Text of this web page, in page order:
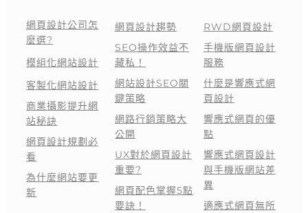
網頁設計公司怎
麼選?
模組化網站設計
客製化網站設計
商業攝影提升網
站秘訣
網頁設計規劃必
看
為什麼網站要更
新
網頁設計趨勢
SEO操作效益不
藏私！
網站設計SEO關
鍵策略
網路行銷策略大
公開
UX對於網頁設計
重要?
網頁配色掌握5點
要訣！
RWD網頁設計
手機版網頁設計
服務
什麼是響應式網
頁設計
響應式網頁的優
點
響應式網頁設計
與手機版網站差
異
適應式網頁無所